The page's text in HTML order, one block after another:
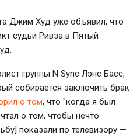
Джим Худ уже объявил, что
судьи Ривза в Пятый
группы N Sync Лэнс Басс,
собирается заключить брак
о том, что "когда я был
о том, чтобы нечто
показали по телевизору —